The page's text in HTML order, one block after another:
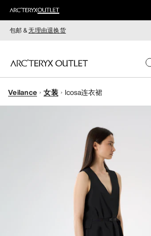
包邮 &无理由退换货
女装
Veilance 女装 Icosa连衣裙